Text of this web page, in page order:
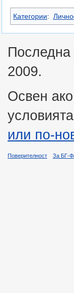
Категории:
Последна
2009.
Освен
или по-
Поверителност За БГ-